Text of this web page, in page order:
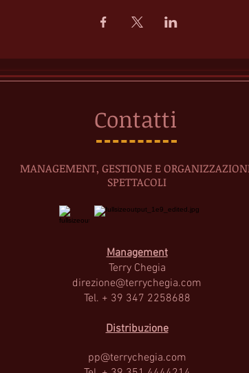
MANAGEMENT, GESTIONE E
SPETTACOLI
Management
Terry Chegia
direzione@terrychegia.com
Tel. + 39 347 2258688
Distribuzione
pp@terrychegia.com
Contatti